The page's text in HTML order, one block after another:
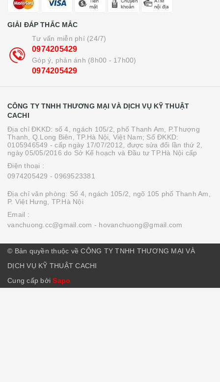
GIẢI ĐÁP THẮC MẮC
Tư vấn miễn phí (24/7)
0974205429
Góp ý, phản ánh (8h00 - 17h00)
0974205429
CÔNG TY TNHH THƯƠNG MẠI VÀ DỊCH VỤ KỸ THUẬT
CACHI
Địa chỉ ĐKKD: số 4, ngách 105/2, phố Thanh Am, P.Thượng
Thanh, Q.Long Biên, TP.Hà Nội, Việt Nam; Số ĐKKD:
0105946549 - cấp ngày 17/07/2012, được sửa đổi lần thứ 2,
ngày 05/05/2016 do Sở Kế hoạch và Đầu tư TP.Hà Nội cấp
Điện thoại :
0974205429 - 0969523381
Địa chỉ văn phòng: Số 4, ngách 105/2, ngõ 105 phố Thanh Am,
P. Việt Hưng, TP.Hà Nội
Email :
vanchuong.cc@gmail.com - hovanchuong@gmail.com
© Bản quyền thuộc về CÔNG TY TNHH THƯƠNG MẠI VÀ
DỊCH VỤ KỸ THUẬT CACHI
Cung cấp bởiSapo